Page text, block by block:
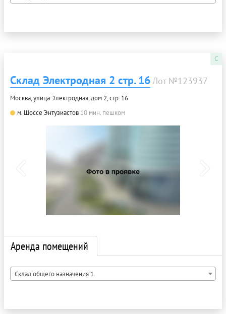
C
Склад Электродная 2 стр. 16Лот №123937
Москва, улица Электродная, дом 2, стр. 16
м. Шоссе Энтузиастов 10 мин. пешком
Аренда помещений
Склад общего назначения 1